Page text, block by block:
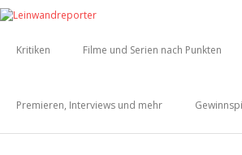
Kritiken Filme und Serien nach Punkten
Premieren, Interviews und mehr